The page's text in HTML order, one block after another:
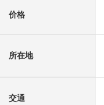
价格
所在地
交通